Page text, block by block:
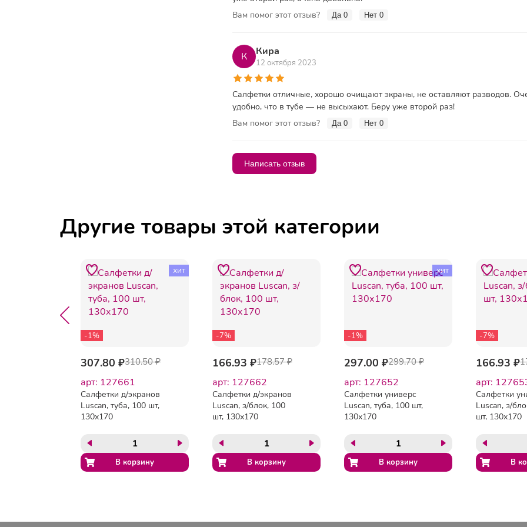
Вам помог этот отзыв?
Да 0 Нет 0
К Кира
12 октября 2023
Салфетки отличные, хорошо очищают экраны, не оставляют разводов.
удобно, что в тубе — не высыхают. Беру уже второй раз!
Вам помог этот отзыв?
Да 0 Нет 0
Написать отзыв
Другие товары этой категории
-1%
хит
307.80 ₽310.50 ₽
арт: 127661
Салфетки д/экранов
Luscan, туба, 100 шт,
130х170
-7%
166.93 ₽178.57 ₽
арт: 127662
Салфетки д/экранов
Luscan, з/блок, 100
шт, 130х170
-1%
хит
297.00 ₽299.70 ₽
арт: 127652
Салфетки универс
Luscan, туба, 100 шт,
130х170
-7%
166.93 ₽
арт:
Салфетки
Luscan, з/
шт, 130х170